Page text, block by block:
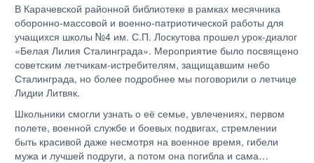
В Карачевской районной библиотеке в рамках месячника
оборонно-массовой и военно-патриотической работы для
учащихся школы №4 им. С.П. Лоскутова прошел урок-диалог
«Белая Лилия Сталинграда». Мероприятие было посвящено
советским летчикам-истребителям, защищавшим небо
Сталинграда, но более подробнее мы поговорили о летчице
Лидии Литвяк.
Школьники смогли узнать о её семье, увлечениях, первом
полете, военной службе и боевых подвигах, стремлении
быть красивой даже несмотря на военное время, гибели
мужа и лучшей подруги, а потом она погибла и сама…